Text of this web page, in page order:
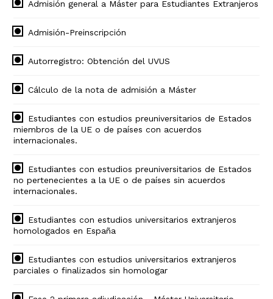
Admisión general a Máster para Estudiantes Extranjeros
Admisión-Preinscripción
Autorregistro: Obtención del UVUS
Cálculo de la nota de admisión a Máster
Estudiantes con estudios preuniversitarios de Estados
miembros de la UE o de países con acuerdos
internacionales.
Estudiantes con estudios preuniversitarios de Estados
no pertenecientes a la UE o de países sin acuerdos
internacionales.
Estudiantes con estudios universitarios extranjeros
homologados en España
Estudiantes con estudios universitarios extranjeros
parciales o finalizados sin homologar